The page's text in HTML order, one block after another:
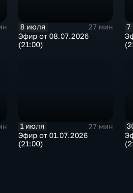
8 июля
27 мин
Эфир от 08.07.2026
(21:00)
7
1 июля
27 мин
Эфир от 01.07.2026
(21:00)